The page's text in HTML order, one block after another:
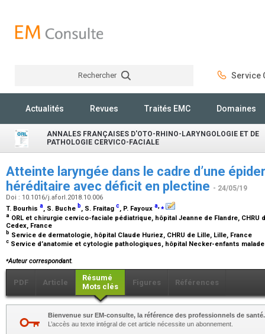
Rechercher Service
Actualités Revues Traités EMC Domaines
ANNALES FRANÇAISES D'OTO-RHINO-LARYNGOLOGIE ET DE
PATHOLOGIE CERVICO-FACIALE
Atteinte laryngée dans le cadre d’une
héréditaire avec déficit en plectine - 24/05/19
Doi : 10.1016/j.aforl.2018.10.006
T. Bourhis a, S. Buche b, S. Fraitag c, P. Fayoux a,⁎
a ORL et chirurgie cervico-faciale pédiatrique, hôpital Jeanne de Flandre, CHRU
Cedex, France
b Service de dermatologie, hôpital Claude Huriez, CHRU de Lille, Lille, France
c Service d’anatomie et cytologie pathologiques, hôpital Necker-enfants
⁎Auteur correspondant.
PDF Article
Résumé
Mots clés
Figures Références
Bienvenue sur EM-consulte, la référence des professionnels de santé.
L’accès au texte intégral de cet article nécessite un abonnement.